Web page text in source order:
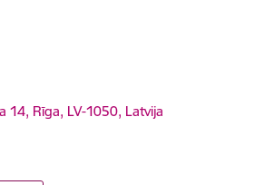
14, Rīga, LV-1050, Latvija